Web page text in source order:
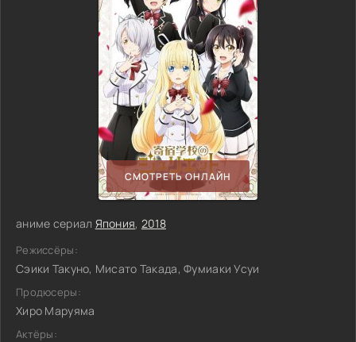
СМОТРЕТЬ ОНЛАЙН
аниме сериал Япония, 2018
Режиссёры:
Сэики Такуно, Мисато Такада, Фумиаки Усуи
Продюсеры:
Хиро Маруяма
Актёры: